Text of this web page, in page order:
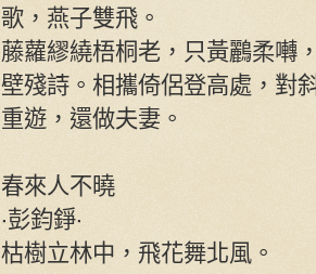
歌，燕子雙飛。
藤蘿繆繞梧桐老，只黃鸝柔囀
壁殘詩。相攜倚侶登高處，對
重遊，還做夫妻。
春來人不曉
‧彭鈞錚‧
枯樹立林中，飛花舞北風。